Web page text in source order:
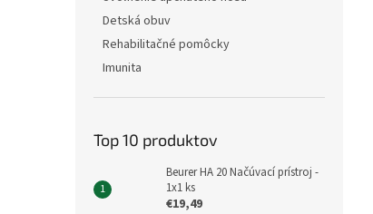
Detská obuv
Rehabilitačné pomôcky
Imunita
Top 10 produktov
Beurer HA 20 Načúvací prístroj -
1x1 ks
€19,49